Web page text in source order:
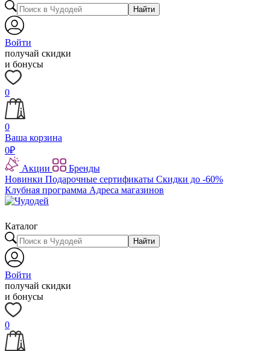
Найти
Войти
получай скидки
и бонусы
0
0
Ваша корзина
0₽
Акции
Бренды
Новинки Подарочные сертификаты Скидки до -60%
Клубная программа Адреса магазинов
Каталог
Найти
Войти
получай скидки
и бонусы
0